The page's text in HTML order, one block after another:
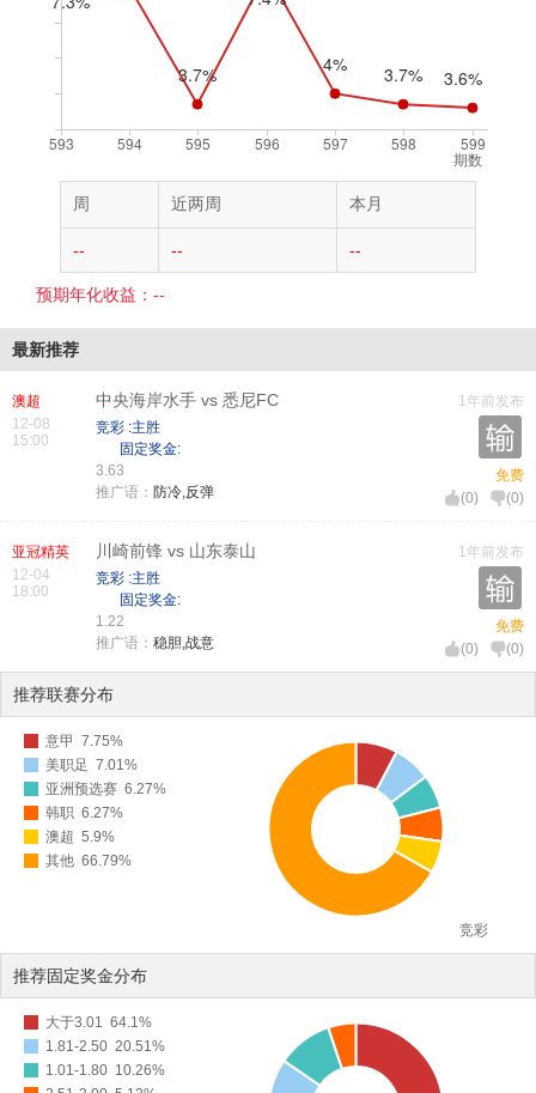
期数
周 近两周 本月
-- -- --
预期年化收益：--
最新推荐
澳超
12-08
15:00
中央海岸水手 vs 悉尼FC
竞彩 :主胜
固定奖金:
3.63
推广语： 防冷,反弹
1年前发布
免费
(0) (0)
亚冠精英
12-04
18:00
川崎前锋 vs 山东泰山
竞彩 :主胜
固定奖金:
1.22
推广语： 稳胆,战意
1年前发布
免费
(0) (0)
推荐联赛分布
意甲 7.75%
美职足 7.01%
亚洲预选赛 6.27%
韩职 6.27%
澳超 5.9%
其他 66.79%
竞彩
推荐固定奖金分布
大于3.01 64.1%
1.81-2.50 20.51%
1.01-1.80 10.26%